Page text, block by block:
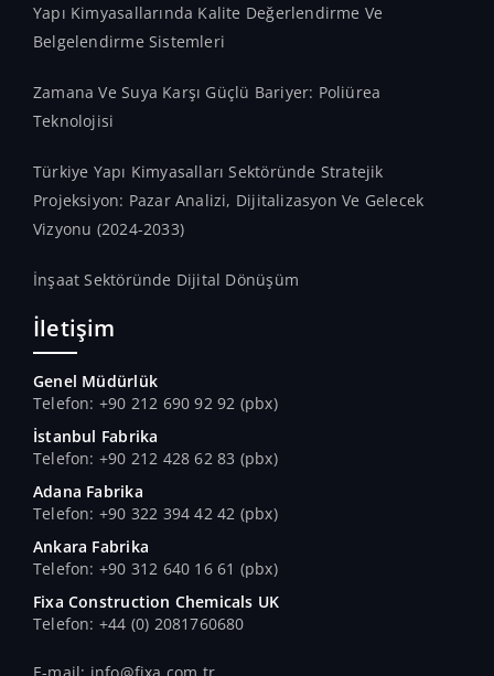
Yapı Kimyasallarında Kalite Değerlendirme Ve
Belgelendirme Sistemleri
Zamana Ve Suya Karşı Güçlü Bariyer: Poliürea
Teknolojisi
Türkiye Yapı Kimyasalları Sektöründe Stratejik
Projeksiyon: Pazar Analizi, Dijitalizasyon Ve Gelecek
Vizyonu (2024-2033)
İnşaat Sektöründe Dijital Dönüşüm
İletişim
Genel Müdürlük
Telefon: +90 212 690 92 92 (pbx)
İstanbul Fabrika
Telefon: +90 212 428 62 83 (pbx)
Adana Fabrika
Telefon: +90 322 394 42 42 (pbx)
Ankara Fabrika
Telefon: +90 312 640 16 61 (pbx)
Fixa Construction Chemicals UK
Telefon: +44 (0) 2081760680